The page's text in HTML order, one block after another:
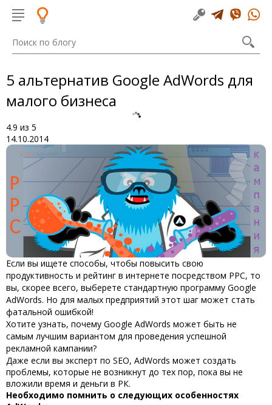
5 альтернатив Google AdWords для
малого бизнеса
4.9 из 5
14.10.2014
Если вы ищете способы, чтобы повысить свою
продуктивность и рейтинг в интернете посредством PPC, то
вы, скорее всего, выберете стандартную программу Google
AdWords. Но для малых предприятий этот шаг может стать
фатальной ошибкой!
Хотите узнать, почему Google AdWords может быть не
самым лучшим вариантом для проведения успешной
рекламной кампании?
Даже если вы эксперт по SEO, AdWords может создать
проблемы, которые не возникнут до тех пор, пока вы не
вложили время и деньги в РК.
Необходимо помнить о следующих особенностях